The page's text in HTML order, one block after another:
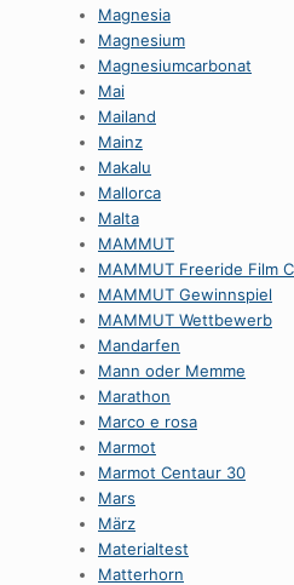
Magnesia
Magnesium
Magnesiumcarbonat
Mai
Mailand
Mainz
Makalu
Mallorca
Malta
MAMMUT
MAMMUT Freeride Film
MAMMUT Gewinnspiel
MAMMUT Wettbewerb
Mandarfen
Mann oder Memme
Marathon
Marco e rosa
Marmot
Marmot Centaur 30
Mars
März
Materialtest
Matterhorn